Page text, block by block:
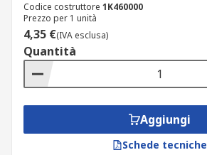
Codice costruttore 1K460000
Prezzo per 1 unità
4,35 €(IVA esclusa)
Quantità
Aggiungi
Schede tecniche